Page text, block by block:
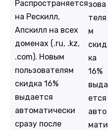
Распространяется
на Рескилл,
Апскилл на всех
доменах (.ru, .kz,
.com). Новым
пользователям
скидка 16%
выдается
автоматически
сразу после
зова
теля
м
скид
ка
16%
выда
ется
авто
мати